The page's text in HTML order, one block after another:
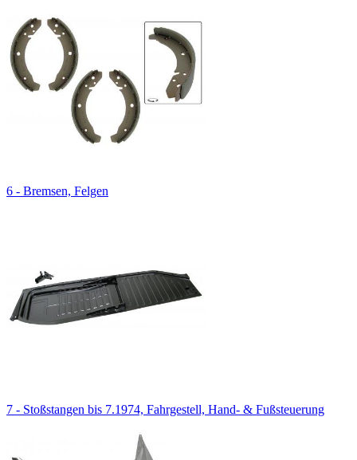
6 - Bremsen, Felgen
7 - Stoßstangen bis 7.1974, Fahrgestell, Hand- & Fußsteuerung